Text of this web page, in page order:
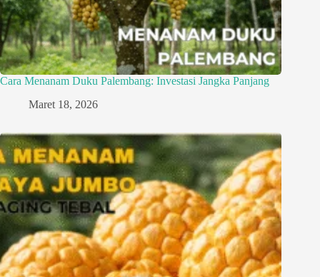
Cara Menanam Duku Palembang: Investasi Jangka Panjang
Maret 18, 2026